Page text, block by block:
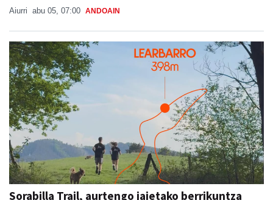
Aiurri abu 05, 07:00 ANDOAIN
Sorabilla Trail, aurtengo jaietako berrikuntza